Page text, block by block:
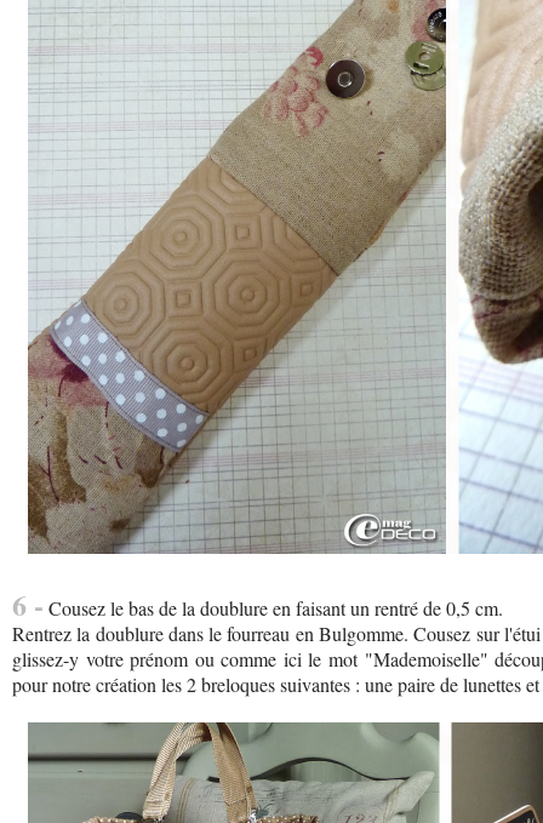
6 - Cousez le bas de la doublure en faisant un rentré de 0,5 cm.
Rentrez la doublure dans le fourreau en Bulgomme. Cousez sur
glissez-y votre prénom ou comme ici le mot "Mademoiselle"
pour notre création les 2 breloques suivantes : une paire de lunettes